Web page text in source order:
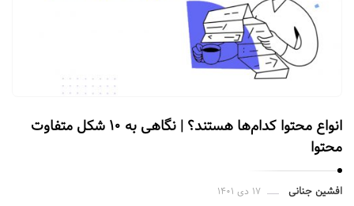
انواع محتوا کدام‌ها هستند؟ | نگاهی به ۱۰ شکل متفاوت
محتوا
افشین جنانی ۱۷ دی ۱۴۰۱